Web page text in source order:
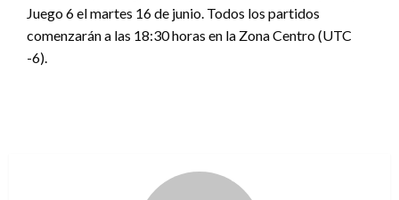
Juego 6 el martes 16 de junio. Todos los partidos
comenzarán a las 18:30 horas en la Zona Centro (UTC
-6).